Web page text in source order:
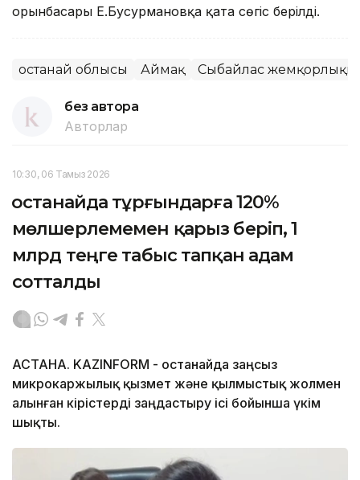
орынбасары Е.Бусурмановқа қатаң сөгіс берілді.
Қостанай облысы Аймақ Сыбайлас
без автора
Авторлар
10:30, 06 Тамыз 2026
Қостанайда тұрғындарға 120%
мөлшерлемемен қарыз беріп, 1
млрд теңге табыс тапқан адам
сотталды
АСТАНА. KAZINFORM - Қостанайда заңсыз
микрокаржылық қызмет және қылмыстық жолмен
алынған кірістерді заңдастыру ісі бойынша үкім
шықты.